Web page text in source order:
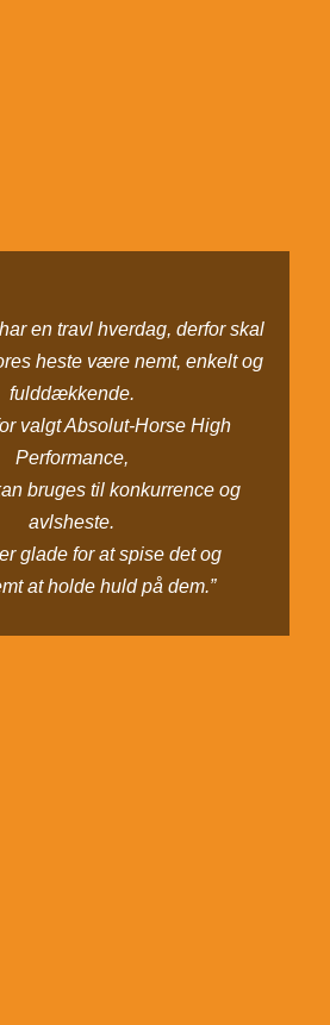
en travl hverdag, derfor skal
heste være nemt, enkelt og
fulddækkende.
valgt Absolut-Horse High
Performance,
bruges til konkurrence og
avlsheste.
glade for at spise det og
at holde huld på dem.”